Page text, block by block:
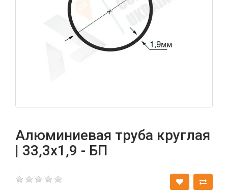
Алюминиевая труба круглая
| 33,3х1,9 - БП